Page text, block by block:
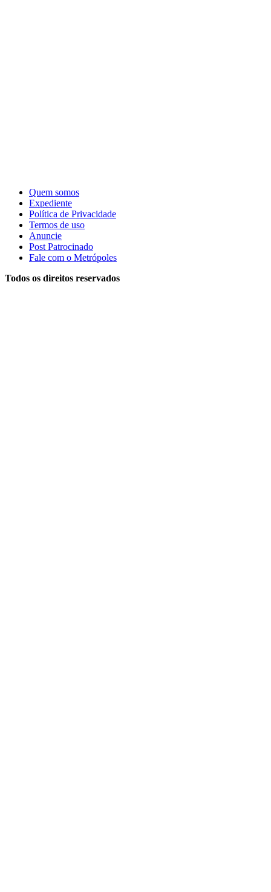
Quem somos
Expediente
Política de Privacidade
Termos de uso
Anuncie
Post Patrocinado
Fale com o Metrópoles
Todos os direitos reservados